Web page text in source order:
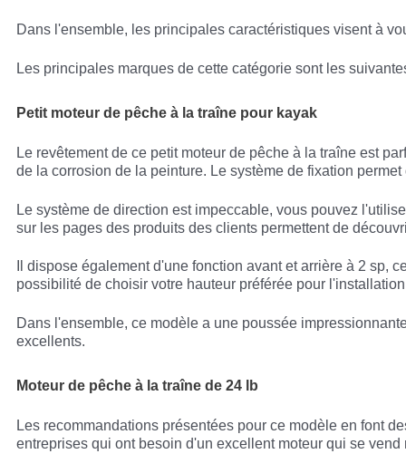
Dans l'ensemble, les principales caractéristiques visent à
Les principales marques de cette catégorie sont les
Petit moteur de pêche à la traîne pour kayak
Le revêtement de ce petit moteur de pêche à la traîne est
de la corrosion de la peinture. Le système de fixation
Le système de direction est impeccable, vous pouvez
sur les pages des produits des clients permettent de
Il dispose également d'une fonction avant et arrière à 2 sp,
possibilité de choisir votre hauteur préférée pour
Dans l'ensemble, ce modèle a une poussée
excellents.
Moteur de pêche à la traîne de 24 lb
Les recommandations présentées pour ce modèle en font
entreprises qui ont besoin d'un excellent moteur qui se vend